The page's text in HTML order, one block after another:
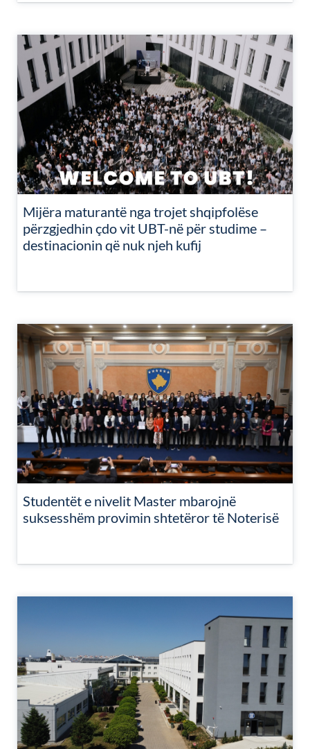
Mijëra maturantë nga trojet shqipfolëse
përzgjedhin çdo vit UBT-në për studime –
destinacionin që nuk njeh kufij
Studentët e nivelit Master mbarojnë
suksesshëm provimin shtetëror të Noterisë